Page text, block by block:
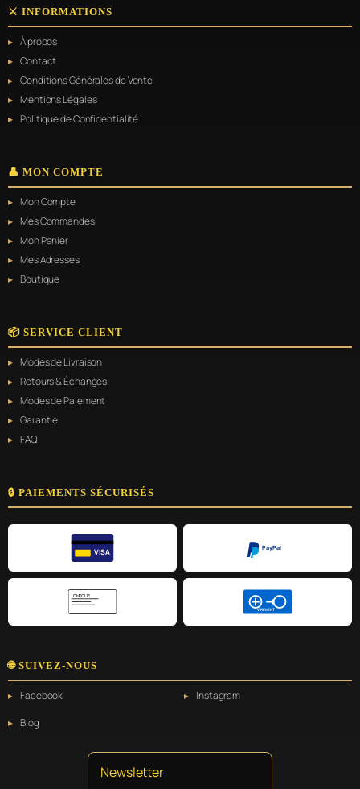
⚔️ INFORMATIONS
À propos
Contact
Conditions Générales de Vente
Mentions Légales
Politique de Confidentialité
👤 MON COMPTE
Mon Compte
Mes Commandes
Mon Panier
Mes Adresses
Boutique
📦 SERVICE CLIENT
Modes de Livraison
Retours & Échanges
Modes de Paiement
Garantie
FAQ
🔒 PAIEMENTS SÉCURISÉS
VISA
PayPal
CHÈQUE
VIREMENT
🌐 SUIVEZ-NOUS
Facebook
Instagram
Blog
Newsletter